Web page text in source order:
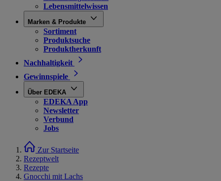
Lebensmittelwissen
Marken & Produkte
Sortiment
Produktsuche
Produktherkunft
Nachhaltigkeit
Gewinnspiele
Über EDEKA
EDEKA App
Newsletter
Verbund
Jobs
Zur Startseite
Rezeptwelt
Rezepte
Gnocchi mit Lachs